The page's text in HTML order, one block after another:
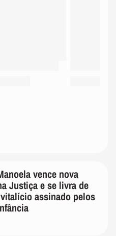
vence nova
Justiça e se livra de
assinado pelos